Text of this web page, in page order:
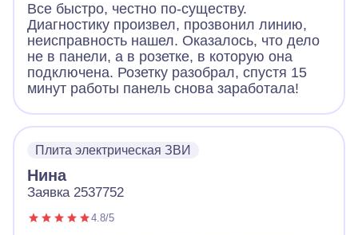
Все быстро, честно по-существу.
Диагностику произвел, прозвонил линию,
неисправность нашел. Оказалось, что дело
не в панели, а в розетке, в которую она
подключена. Розетку разобрал, спустя 15
минут работы панель снова заработала!
Плита электрическая ЗВИ
Нина
Заявка 2537752
4.8/5